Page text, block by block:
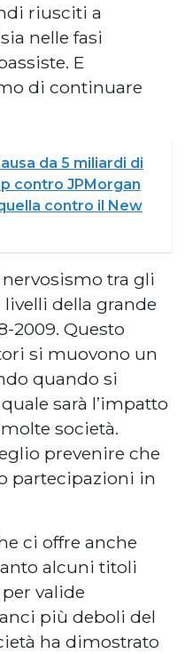
riusciti a
nelle fasi
E
di continuare
da 5 miliardi di
contro JPMorgan
contro il New
tra gli
della grande
2009. Questo
si muovono un
quando si
sarà l’impatto
società.
prevenire che
partecipazioni in
ci offre anche
alcuni titoli
valide
più deboli del
ha dimostrato